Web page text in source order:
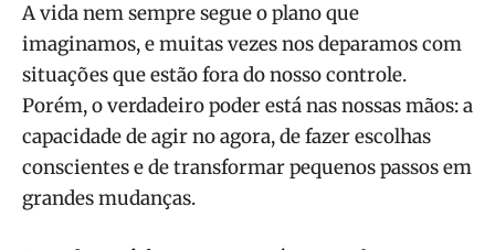
A vida nem sempre segue o plano que
imaginamos, e muitas vezes nos deparamos com
situações que estão fora do nosso controle.
Porém, o verdadeiro poder está nas nossas mãos: a
capacidade de agir no agora, de fazer escolhas
conscientes e de transformar pequenos passos em
grandes mudanças.